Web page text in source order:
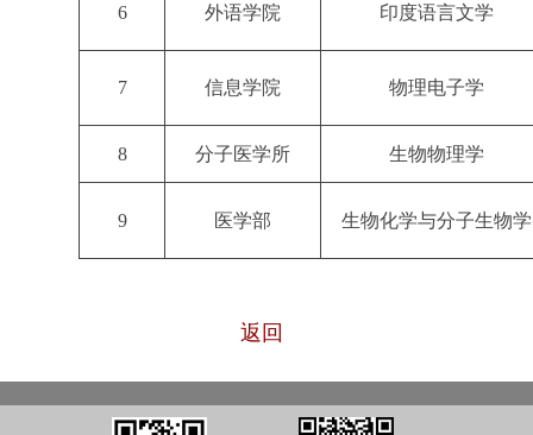
6 外语学院 印度语言文学
7 信息学院 物理电子学
8 分子医学所 生物物理学
9 医学部 生物化学与分子生物学
返回